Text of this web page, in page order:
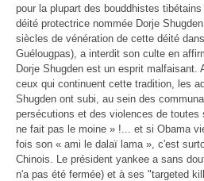
pour la plupart des bouddhistes
déité protectrice nommée Dorje
siècles de vénération de cette déité
Guélougpas), a interdit son culte en
Dorje Shugden est un esprit malfaisant.
ceux qui continuent cette tradition, les
Shugden ont subi, au sein des
persécutions et des violences de toutes
ne fait pas le moine » !... et si Obama
fois son « ami le dalaï lama », c'est
Chinois. Le président yankee a sans
n'a pas été fermée) et à ses "targeted